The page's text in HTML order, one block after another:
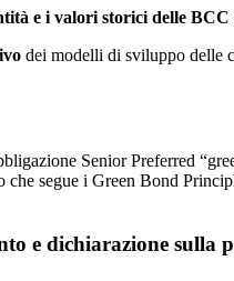
e i valori storici delle BCC
dei modelli di sviluppo delle
Senior Preferred
segue i Green Bond
e dichiarazione sulla